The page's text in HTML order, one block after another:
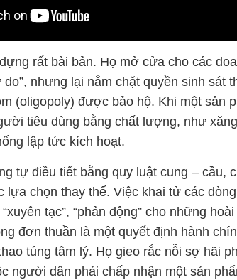
rất bài bản. Họ mở cửa cho các
nhưng lại nắm chặt quyền sinh sát
(oligopoly) được bảo hộ. Khi một sản
tiêu dùng bằng chất lượng, như
lập tức kích hoạt.
tự điều tiết bằng quy luật cung – cầu,
lựa chọn thay thế. Việc khai tử các
tạc”, “phản động” cho những
đơn thuần là một quyết định hành
túng tâm lý. Họ gieo rắc nỗi sợ hãi
người dân phải chấp nhận một sản